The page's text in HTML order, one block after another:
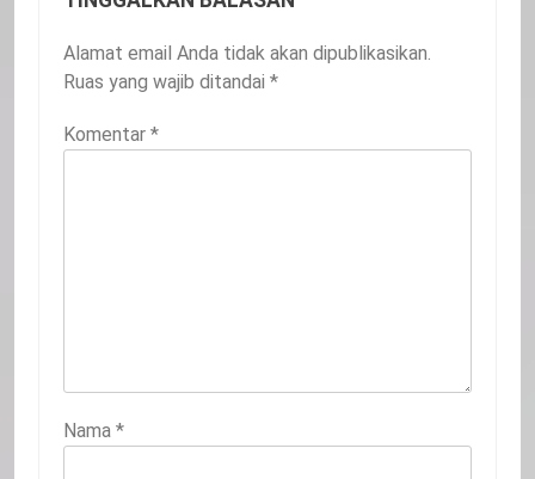
Alamat email Anda tidak akan dipublikasikan.
Ruas yang wajib ditandai *
Komentar *
Nama *